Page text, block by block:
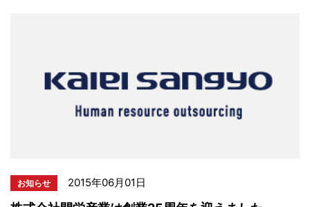
お知らせ 2015年06月01日